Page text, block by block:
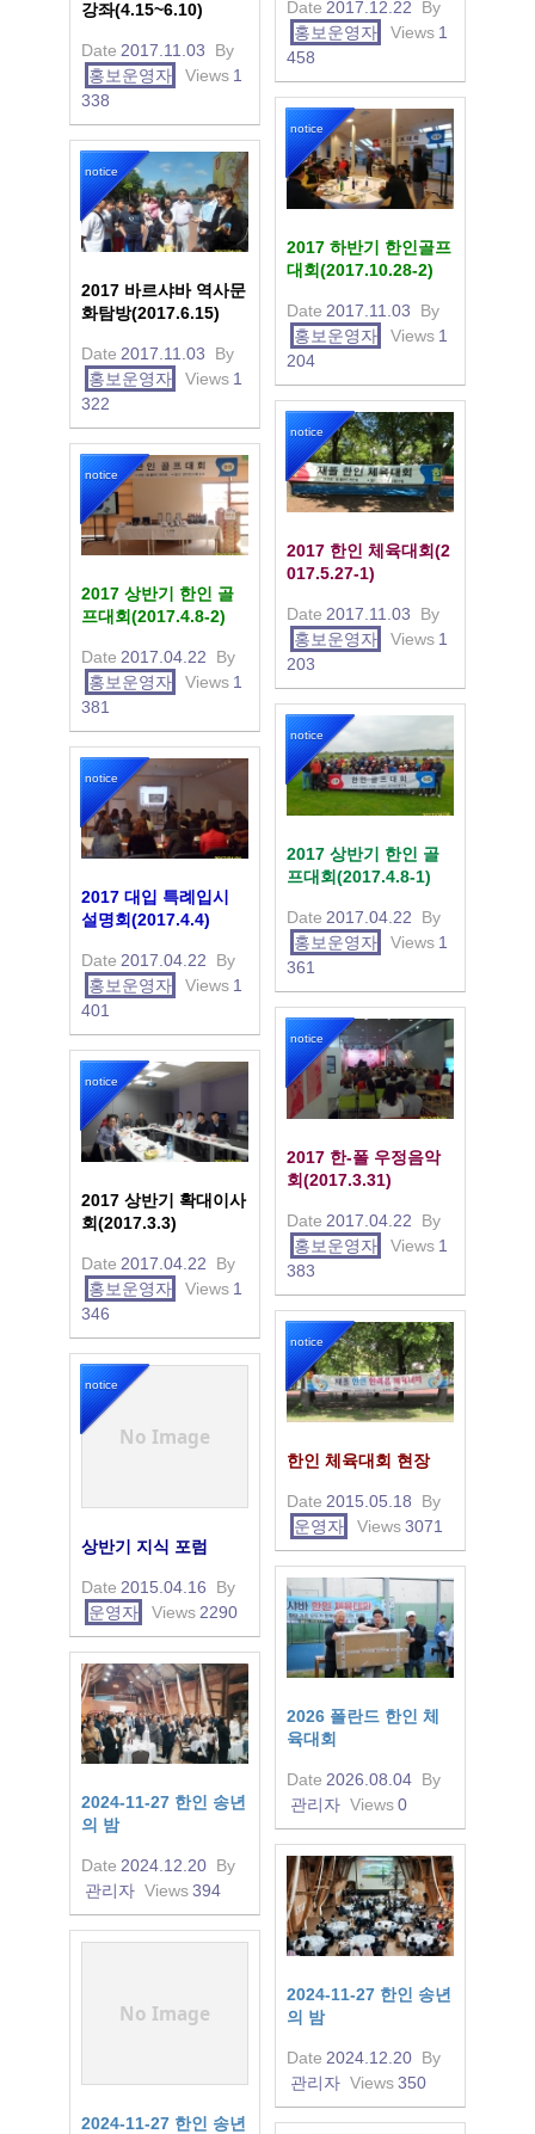
Date 2017.12.22
By
홍보운영자
Views 1
458
강좌(4.15~6.10)
Date 2017.11.03
By
홍보운영자
Views 1
338
notice
2017 하반기 한인골프
대회(2017.10.28-2)
Date 2017.11.03
By
홍보운영자
Views 1
204
notice
2017 바르샤바 역사문
화탐방(2017.6.15)
Date 2017.11.03
By
홍보운영자
Views 1
322
notice
2017 한인 체육대회(2
017.5.27-1)
Date 2017.11.03
By
홍보운영자
Views 1
203
notice
2017 상반기 한인 골
프대회(2017.4.8-2)
Date 2017.04.22
By
홍보운영자
Views 1
381
notice
2017 상반기 한인 골
프대회(2017.4.8-1)
Date 2017.04.22
By
홍보운영자
Views 1
361
notice
2017 대입 특례입시
설명회(2017.4.4)
Date 2017.04.22
By
홍보운영자
Views 1
401
notice
2017 한-폴 우정음악
회(2017.3.31)
Date 2017.04.22
By
홍보운영자
Views 1
383
notice
2017 상반기 확대이사
회(2017.3.3)
Date 2017.04.22
By
홍보운영자
Views 1
346
notice
한인 체육대회 현장
Date 2015.05.18
By
운영자
Views3071
No Image
notice
상반기 지식 포럼
Date 2015.04.16
By
운영자
Views 2290
2026 폴란드 한인 체
육대회
Date 2026.08.04 By
관리자 Views0
2024-11-27 한인 송년
의 밤
Date 2024.12.20 By
관리자 Views394
2024-11-27 한인 송년
의 밤
Date 2024.12.20 By
관리자 Views350
No Image
2024-11-27 한인 송년